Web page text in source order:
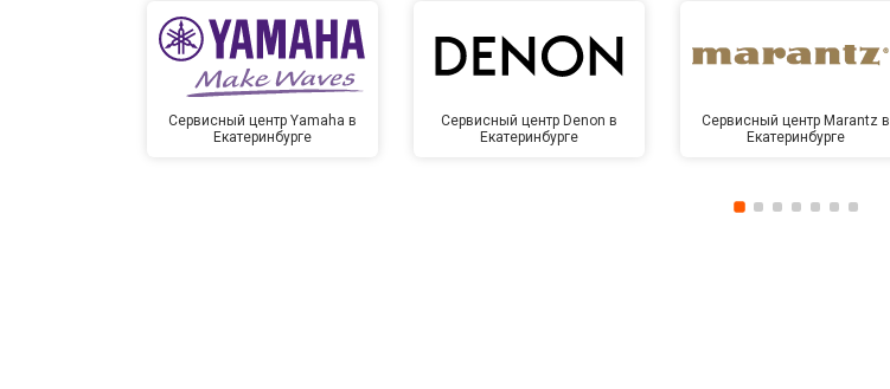
Сервисный центр Yamaha в
Екатеринбурге
Сервисный центр Denon в
Екатеринбурге
Сервисный центр Marantz в
Екатеринбурге